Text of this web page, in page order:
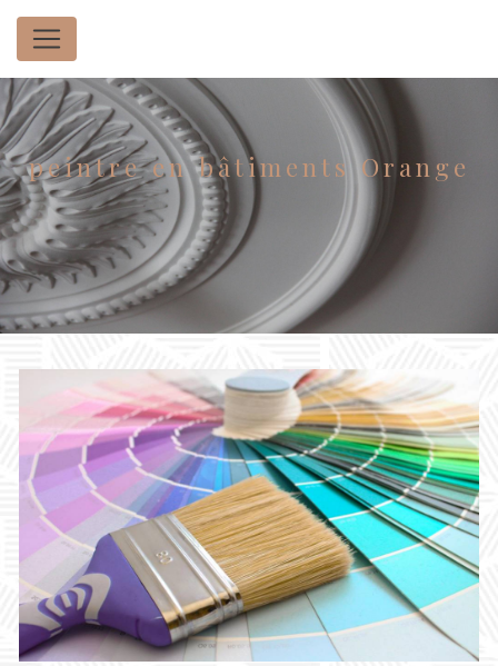
Panneau de gestion des cookies
peintre en bâtiments Orange